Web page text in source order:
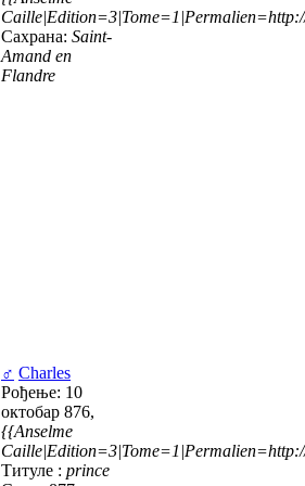
Сахрана: Saint-
Amand en
Flandre
♂ Charles
Рођење: 10
октобар 876,
{{Anselme
Титуле : prince